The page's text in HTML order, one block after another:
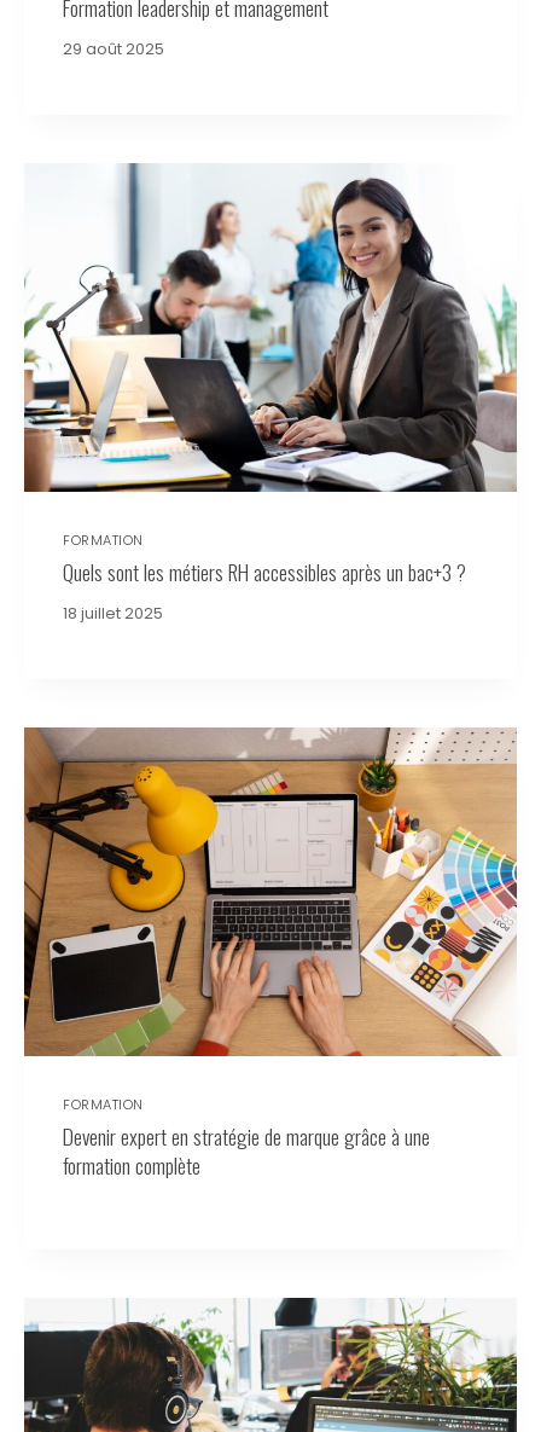
Formation leadership et management
29 août 2025
FORMATION
Quels sont les métiers RH accessibles après un bac+3 ?
18 juillet 2025
FORMATION
Devenir expert en stratégie de marque grâce à une
formation complète